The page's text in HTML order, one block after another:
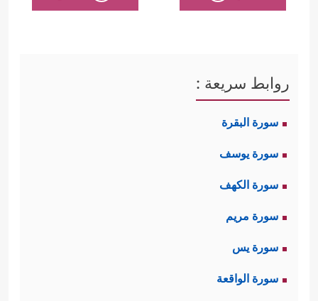
روابط سريعة :
سورة البقرة
سورة يوسف
سورة الكهف
سورة مريم
سورة يس
سورة الواقعة